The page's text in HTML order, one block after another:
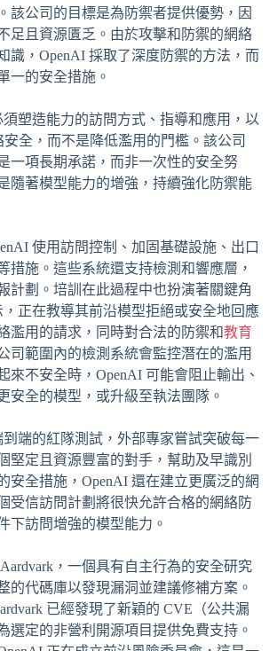
該公司的目標是為防禦者提供優勢，因
足且資源匱乏。由於攻擊和防禦的網絡
識，OpenAI 採取了深度防禦的方法，而
一的安全措施。
須塑造能力的訪問方式、指導和應用，以
全，而不是降低濫用的門檻。該公司
一項長期承諾，而非一次性的安全努
隨著模型能力的增強，持續強化防禦能
使用訪問控制、加固基礎設施、出口
措施。這些系統還支持檢測和響應層，
計劃。培訓在此過程中也扮演著關鍵角
，正在教導其前沿模型拒絕或安全地回應
濫用的請求，同時對合法的防禦和教育
司範圍內的檢測系統會監控潛在的濫用
來不安全時，OpenAI 可能會阻止輸出、
安全的模型，或升級至執法團隊。
到端的紅隊測試，外部專家嘗試突破每一
堅定且資源豐富的對手，幫助及早識別
安全措施，OpenAI 還在建立更廣泛的網
受信訪問計劃將很快允許合格的網絡防
下訪問增強的模型能力。
，一個具有自主行為的安全研究
的代碼庫以發現漏洞並建議修補方案。
已經發現了新穎的 CVE（公共漏
選定的非營利開源項目提供免費支持。